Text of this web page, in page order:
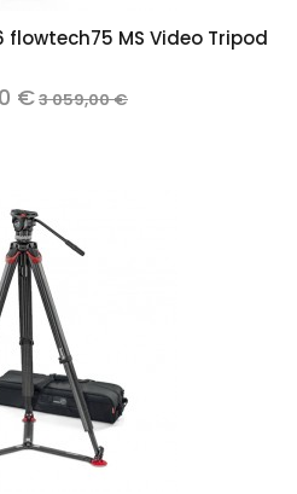
MS Video Tripod
€3 059,00 €